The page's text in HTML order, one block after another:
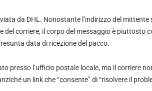
da DHL. Nonostante l’indirizzo del mittente
corriere, il corpo del messaggio è piuttosto
data di ricezione del pacco.
presso l’ufficio postale locale, ma il corriere
un link che “consente” di “risolvere il